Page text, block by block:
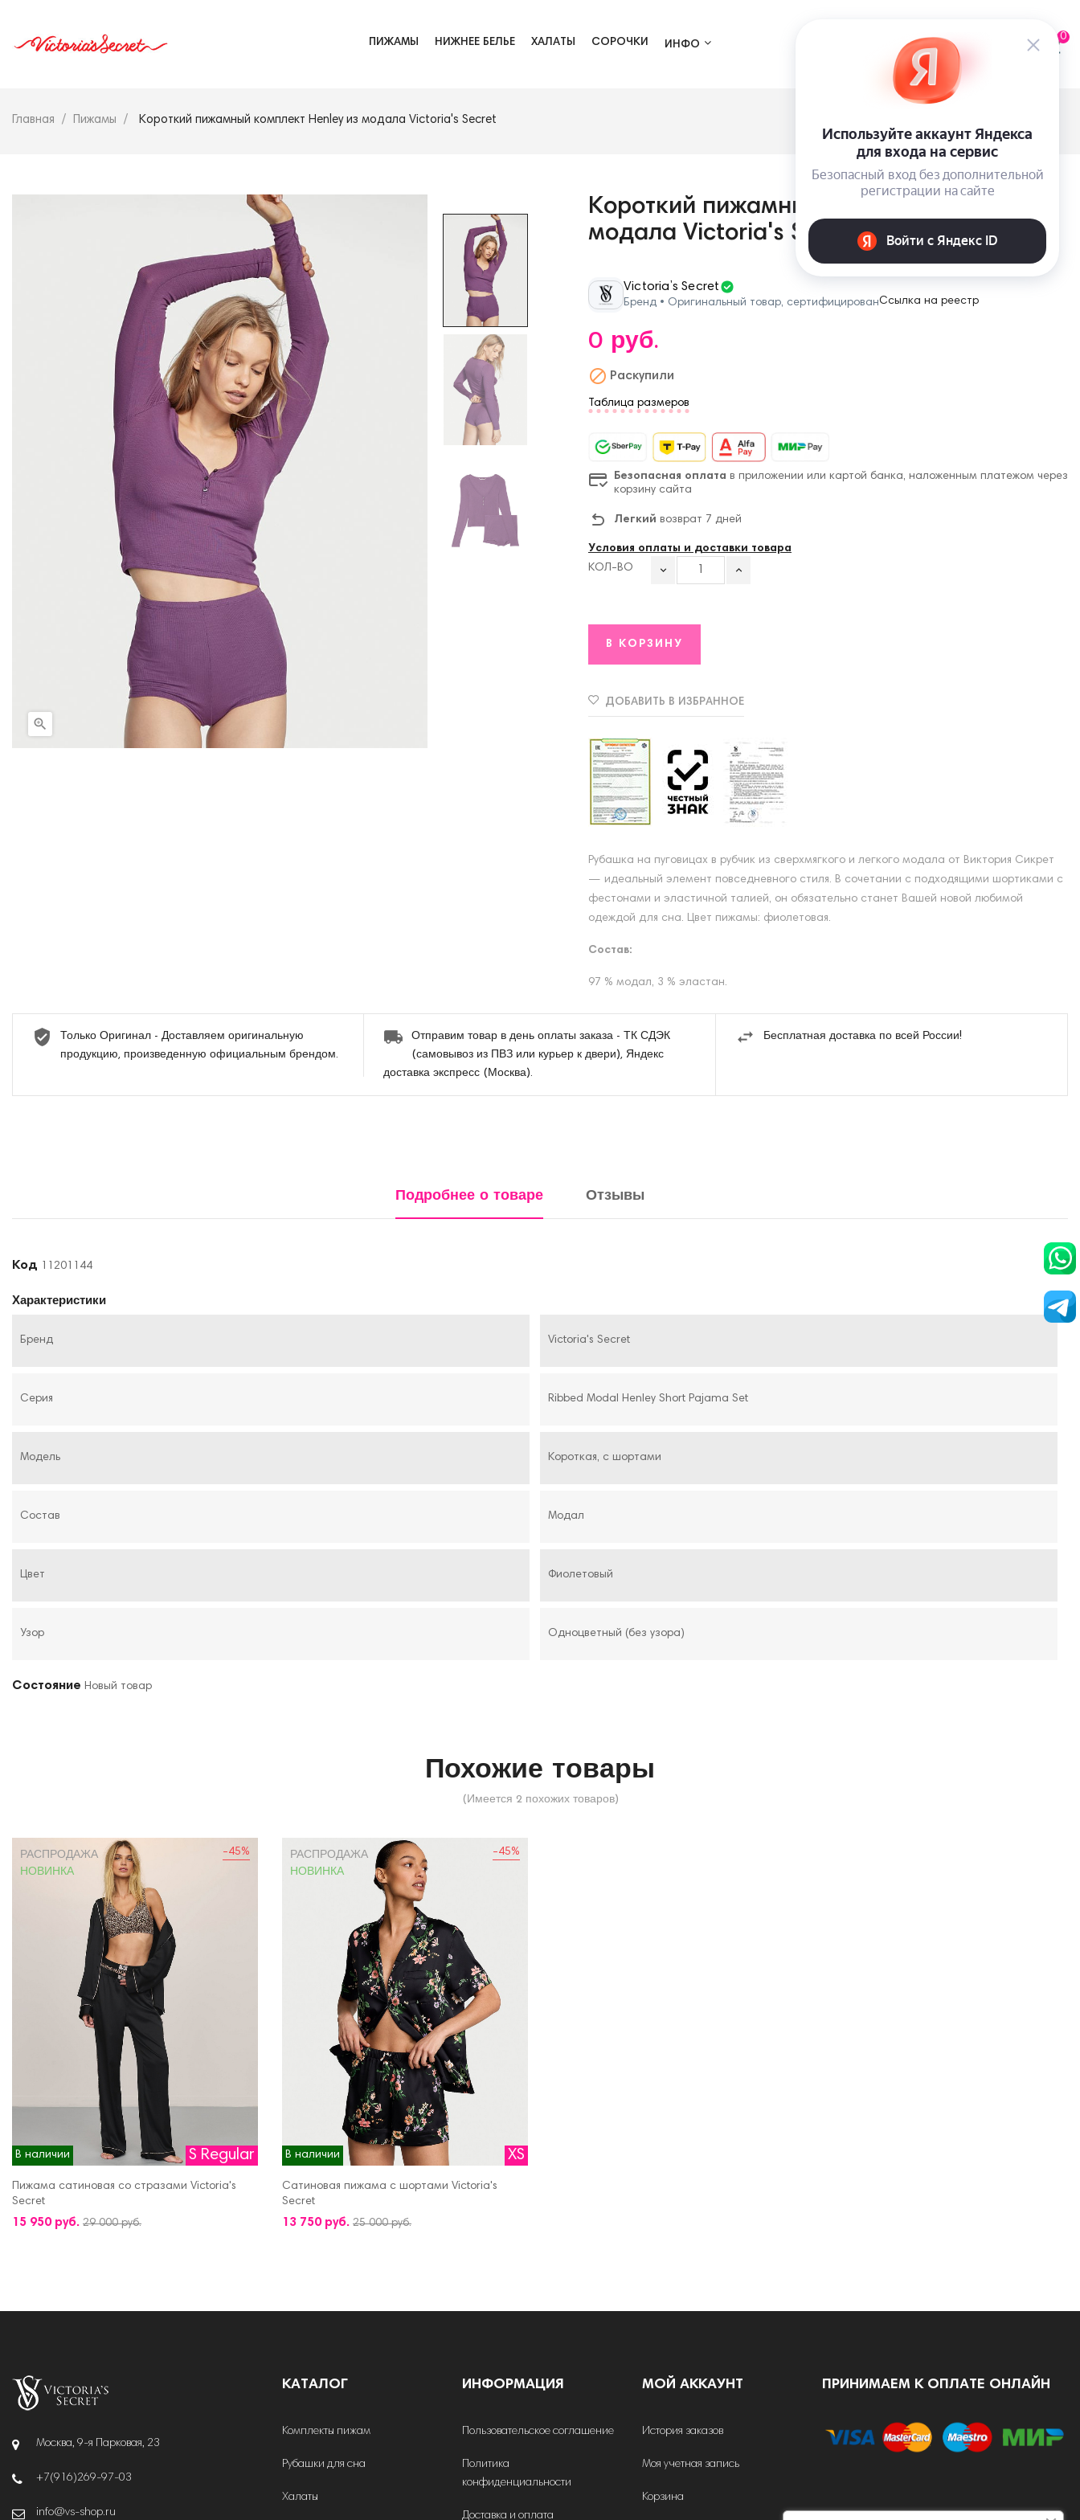
ПИЖАМЫ НИЖНЕЕ БЕЛЬЕ ХАЛАТЫ СОРОЧКИ ИНФО
0
Главная Пижамы Короткий пижамный комплект Henley из модала Victoria's Secret

Короткий пижамный комплект Henley из
модала Victoria's Secret
Victoria’s Secret
Бренд • Оригинальный товар, сертифицированСсылка на реестр
0 руб.
 Раскупили
Таблица размеров
Безопасная оплата в приложении или картой банка, наложенным платежом через
корзину сайта
Легкий возврат 7 дней
Условия оплаты и доставки товара
КОЛ-ВО
В КОРЗИНУ
ДОБАВИТЬ В ИЗБРАННОЕ
Рубашка на пуговицах в рубчик из сверхмягкого и легкого модала от Виктория Сикрет
— идеальный элемент повседневного стиля. В сочетании с подходящими шортиками с
фестонами и эластичной талией, он обязательно станет Вашей новой любимой
одеждой для сна. Цвет пижамы: фиолетовая.
Состав:
97 % модал, 3 % эластан.
Только Оригинал - Доставляем оригинальную
продукцию, произведенную официальным брендом.
Отправим товар в день оплаты заказа - ТК СДЭК
(самовывоз из ПВЗ или курьер к двери), Яндекс
доставка экспресс (Москва).
Бесплатная доставка по всей России!
Подробнее о товаре Отзывы
Код 11201144
Характеристики
Бренд Victoria's Secret
Серия Ribbed Modal Henley Short Pajama Set
Модель Короткая, с шортами
Состав Модал
Цвет Фиолетовый
Узор Одноцветный (без узора)
Состояние Новый товар
Похожие товары
(Имеется 2 похожих товаров)
-45%
РАСПРОДАЖА
НОВИНКА
В наличии S Regular
Пижама сатиновая со стразами Victoria's
Secret
15 950 руб. 29 000 руб.
-45%
РАСПРОДАЖА
НОВИНКА
В наличии XS
Сатиновая пижама с шортами Victoria's
Secret
13 750 руб. 25 000 руб.
Москва, 9-я Парковая, 23
+7(916)269-97-03
info@vs-shop.ru
КАТАЛОГ
Комплекты пижам
Рубашки для сна
Халаты
ИНФОРМАЦИЯ
Пользовательское соглашение
Политика
конфиденциальности
Доставка и оплата
МОЙ АККАУНТ
История заказов
Моя учетная запись
Корзина
ПРИНИМАЕМ К ОПЛАТЕ ОНЛАЙН